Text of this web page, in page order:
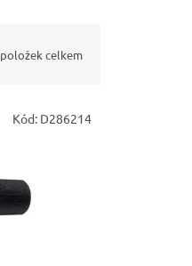
položek celkem
Kód: D286214